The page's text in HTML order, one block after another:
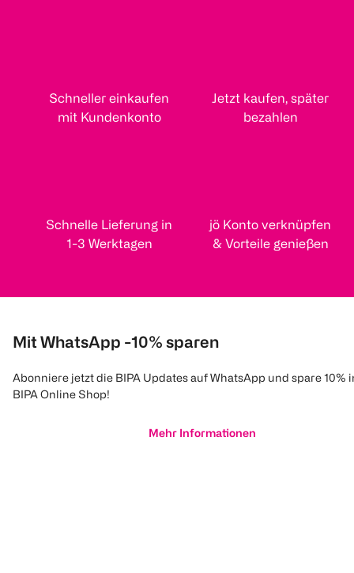
Schneller einkaufen
mit Kundenkonto
Jetzt kaufen, später
bezahlen
Schnelle Lieferung in
1-3 Werktagen
jö Konto verknüpfen
& Vorteile genießen
Mit WhatsApp -10% sparen
Abonniere jetzt die BIPA Updates auf WhatsApp und spare 10%
BIPA Online Shop!
Mehr Informationen